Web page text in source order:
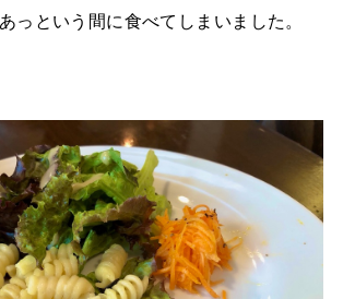
っという間に食べてしまいました。